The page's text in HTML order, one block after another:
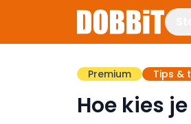
Premium Tips &
Hoe kies